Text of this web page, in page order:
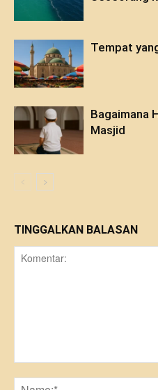
Tempat
Bagaimana
Masjid
TINGGALKAN BALASAN